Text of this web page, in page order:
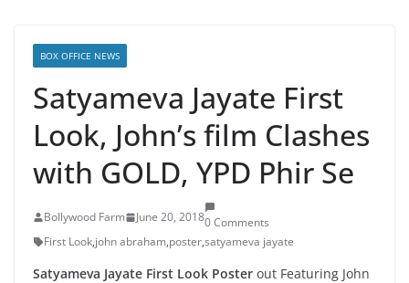
BOX OFFICE NEWS
Satyameva Jayate First
Look, John’s film Clashes
with GOLD, YPD Phir Se
Bollywood Farm June 20, 20180 Comments
First Look,john abraham,poster,satyameva jayate
Satyameva Jayate First Look Poster out Featuring John